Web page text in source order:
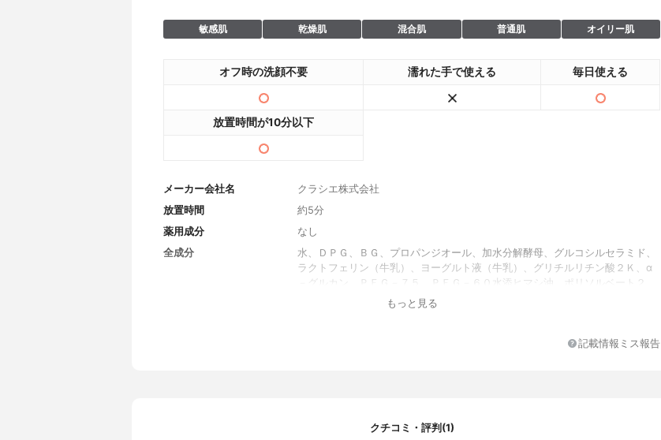
敏感肌 乾燥肌 混合肌 普通肌 オイリー肌
オフ時の洗顔不要 濡れた手で使える 毎日使える
放置時間が10分以下
メーカー会社名
クラシエ株式会社
放置時間
約5分
薬用成分
なし
全成分
水、ＤＰＧ、ＢＧ、プロパンジオール、加水分解酵母、グルコシルセラミド、
ラクトフェリン（牛乳）、ヨーグルト液（牛乳）、グリチルリチン酸２Ｋ、α
－グルカン、ＰＥＧ－７５、ＰＥＧ－６０水添ヒマシ油、ポリソルベート２
０、クエン酸Ｎａ、キサンタンガム、クエン酸、エタノール、フェノキシエタ
もっと見る
記載情報ミス報告
クチコミ・評判(1)